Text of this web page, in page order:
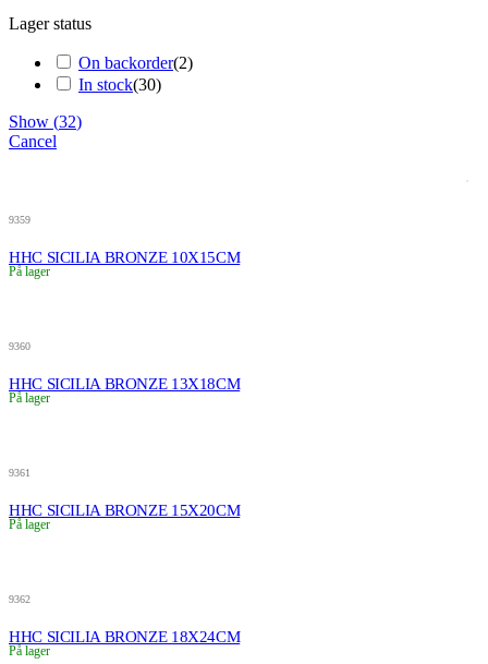
Lager status
On backorder(2)
In stock(30)
Show (32)
Cancel
9359
HHC SICILIA BRONZE 10X15CM
På lager
9360
HHC SICILIA BRONZE 13X18CM
På lager
9361
HHC SICILIA BRONZE 15X20CM
På lager
9362
HHC SICILIA BRONZE 18X24CM
På lager